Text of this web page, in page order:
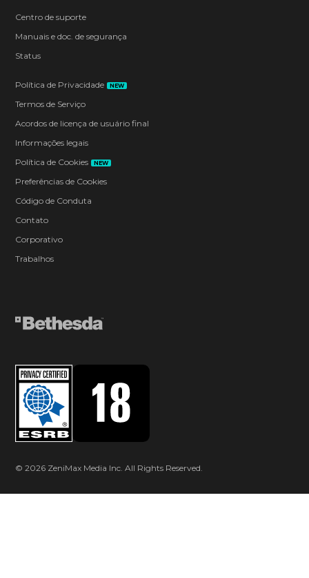
Centro de suporte
Manuais e doc. de segurança
Status
Política de Privacidade NEW
Termos de Serviço
Acordos de licença de usuário final
Informações legais
Política de Cookies
NEW
Preferências de Cookies
Código de Conduta
Contato
Corporativo
Trabalhos
© 2026 ZeniMax Media Inc. All Rights Reserved.